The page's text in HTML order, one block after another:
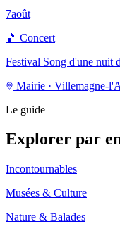
7août
🎵 Concert
Festival Song d'une nuit
Mairie · Villemagne-
Le guide
Explorer par
Incontournables
Musées & Culture
Nature & Balades